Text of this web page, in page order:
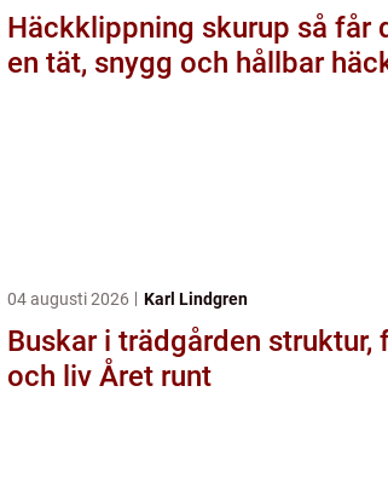
Häckklippning skurup så får du
en tät, snygg och hållbar
04 augusti 2026 Karl Lindgren
Buskar i trädgården struktur, färg
och liv Året runt